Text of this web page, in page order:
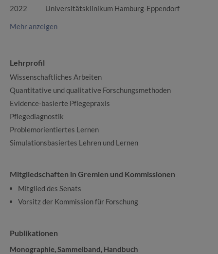
2022
Universitätsklinikum Hamburg-Eppendorf
Mehr anzeigen
Lehrprofil
Wissenschaftliches Arbeiten
Quantitative und qualitative Forschungsmethoden
Evidence-basierte Pflegepraxis
Pflegediagnostik
Problemorientiertes Lernen
Simulationsbasiertes Lehren und Lernen
Mitgliedschaften in Gremien und Kommissionen
Mitglied des Senats
Vorsitz der Kommission für Forschung
Publikationen
Monographie, Sammelband, Handbuch